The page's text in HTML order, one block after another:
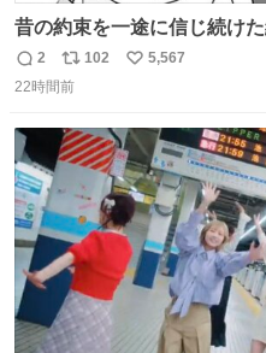
昔の約束を一途に信じ続け
返
信
2
リ
ポ
ト
数
102
い
数
5,567
22時間前